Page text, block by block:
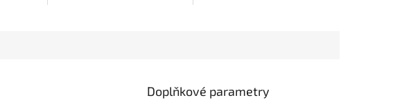
Doplňkové parametry